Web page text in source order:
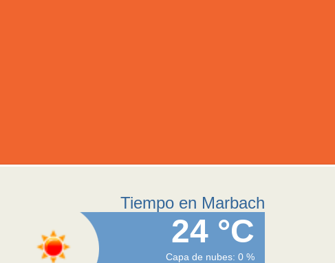
Tiempo en Marbach
24 °C
Capa de nubes: 0 %